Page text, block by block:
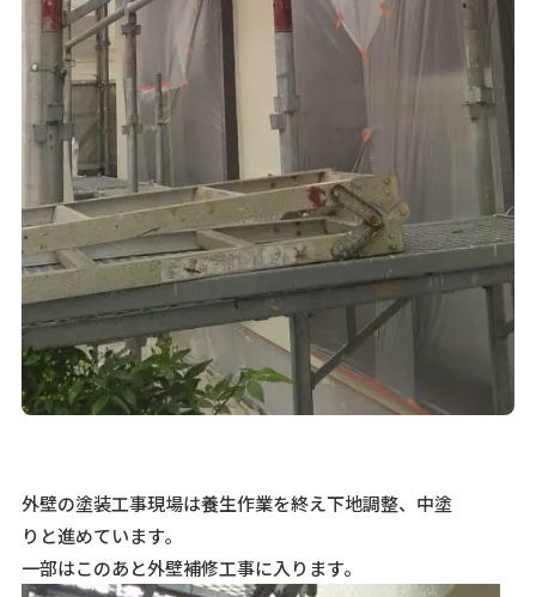
外壁の塗装工事現場は養生作業を終え下地調整、中塗
りと進めています。
一部はこのあと外壁補修工事に入ります。